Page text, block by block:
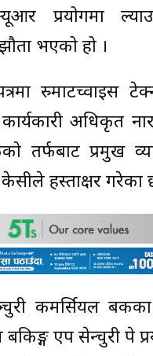
प्रयोगमा
भएको हो ।
स्र्माटच्वाइस
अधिकृत
प्रमुख
हस्ताक्षर गरेका
कमर्सियल
एप सेन्चुरी पे